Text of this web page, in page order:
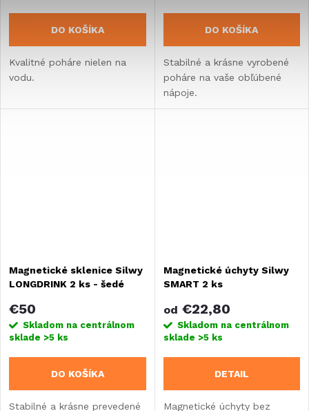
DO KOŠÍKA
Kvalitné poháre nielen na
vodu.
DO KOŠÍKA
Stabilné a krásne vyrobené
poháre na vaše obľúbené
nápoje.
Magnetické sklenice Silwy
LONGDRINK 2 ks - šedé
€50
Skladom na centrálnom
sklade >5 ks
DO KOŠÍKA
Stabilné a krásne prevedené
Magnetické úchyty Silwy
SMART 2 ks
od €22,80
Skladom na centrálnom
sklade >5 ks
DETAIL
Magnetické úchyty bez